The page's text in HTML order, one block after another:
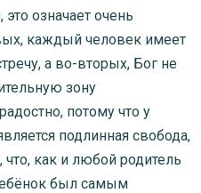
означает очень
каждый человек имеет
а во-вторых, Бог не
зону
потому что у
подлинная свобода,
что, как и любой родитель
был самым